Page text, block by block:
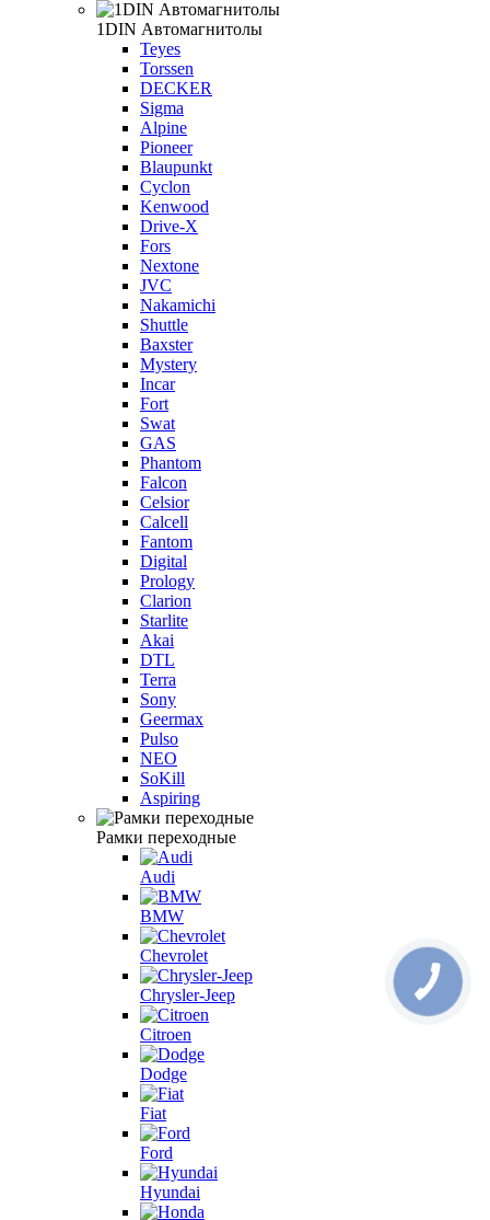
1DIN Автомагнитолы
Teyes
Torssen
DECKER
Sigma
Alpine
Pioneer
Blaupunkt
Cyclon
Kenwood
Drive-X
Fors
Nextone
JVC
Nakamichi
Shuttle
Baxster
Mystery
Incar
Fort
Swat
GAS
Phantom
Falcon
Celsior
Calcell
Fantom
Digital
Prology
Clarion
Starlite
Akai
DTL
Terra
Sony
Geermax
Pulso
NEO
SoKill
Aspiring
Рамки переходные
Audi
BMW
Chevrolet
Chrysler-Jeep
Citroen
Dodge
Fiat
Ford
Hyundai